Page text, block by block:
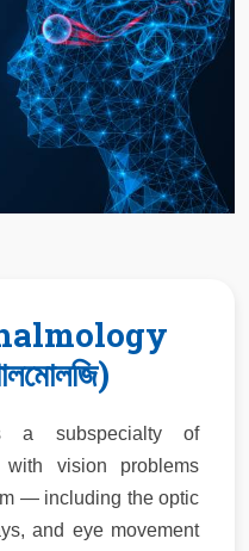
subspecialty of
vision problems
— including the optic
and eye movement